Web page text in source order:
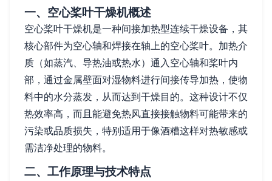
一、空心桨叶干燥机概述
空心桨叶干燥机是一种间接加热型连续干燥设备，其
核心部件为空心轴和焊接在轴上的空心桨叶。加热介
质（如蒸汽、导热油或热水）通入空心轴和桨叶内
部，通过金属壁面对湿物料进行间接传导加热，使物
料中的水分蒸发，从而达到干燥目的。这种设计不仅
热效率高，而且能避免热风直接接触物料可能带来的
污染或品质损失，特别适用于像酒糟这样对热敏感或
需洁净处理的物料。
二、工作原理与技术特点